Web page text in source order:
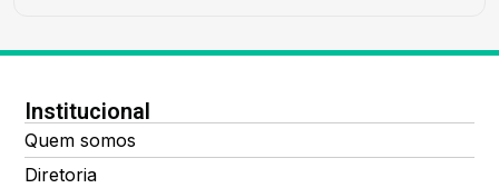
Institucional
Quem somos
Diretoria